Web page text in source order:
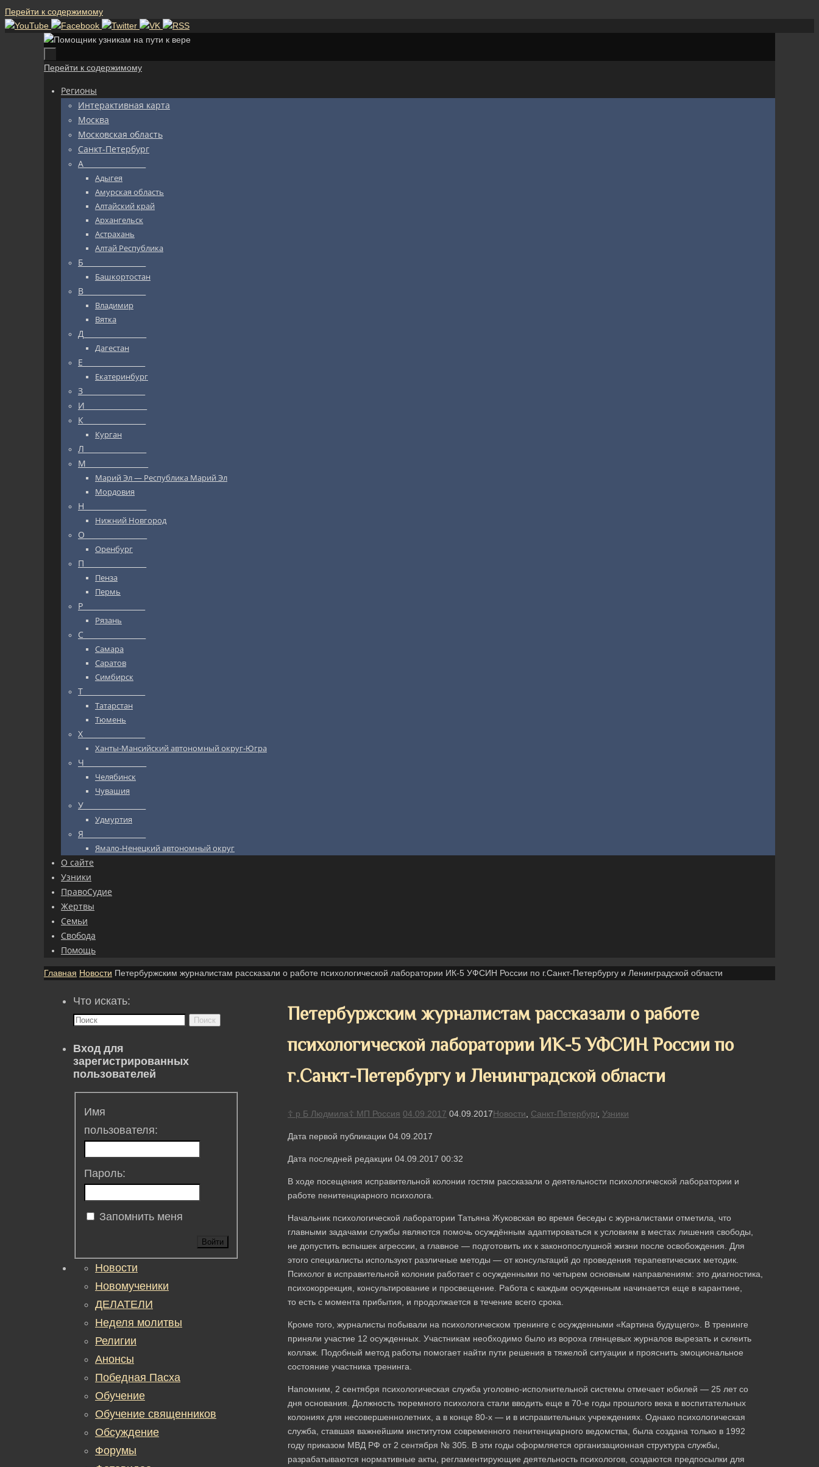
Перейти к содержимому
Перейти к содержимому
Регионы
Интерактивная карта
Москва
Московская область
Санкт-Петербург
А_________________
Адыгея
Амурская область
Алтайский край
Архангельск
Астрахань
Алтай Республика
Б_________________
Башкортостан
В_________________
Владимир
Вятка
Д_________________
Дагестан
Е_________________
Екатеринбург
З_________________
И_________________
К_________________
Курган
Л_________________
М_________________
Марий Эл — Республика Марий Эл
Мордовия
Н_________________
Нижний Новгород
О_________________
Оренбург
П_________________
Пенза
Пермь
Р_________________
Рязань
С_________________
Самара
Саратов
Симбирск
Т_________________
Татарстан
Тюмень
Х_________________
Ханты-Мансийский автономный округ-Югра
Ч_________________
Челябинск
Чувашия
У_________________
Удмуртия
Я_________________
Ямало-Ненецкий автономный округ
О сайте
Узники
ПравоСудие
Жертвы
Семьи
Свобода
Помощь
Главная Новости Петербуржским журналистам рассказали о работе психологической лаборатории ИК-5 УФСИН России по г.Санкт-Петербургу и Ленинградской области
Петербуржским журналистам рассказали о работе
психологической лаборатории ИК-5 УФСИН России по
г.Санкт-Петербургу и Ленинградской области
☦ р Б Людмила☦ МП Россия 04.09.2017 04.09.2017Новости Санкт-Петербург, Узники
Дата первой публикации 04.09.2017
Дата последней редакции 04.09.2017 00:32
В ходе посещения исправительной колонии гостям рассказали о деятельности психологической лаборатории и
работе пенитенциарного психолога.
Начальник психологической лаборатории Татьяна Жуковская во время беседы с журналистами отметила, что
главными задачами службы являются помочь осуждённым адаптироваться к условиям в местах лишения свободы,
не допустить вспышек агрессии, а главное — подготовить их к законопослушной жизни после освобождения. Для
этого специалисты используют различные методы — от консультаций до проведения терапевтических методик.
Психолог в исправительной колонии работает с осужденными по четырем основным направлениям: это диагностика,
психокоррекция, консультирование и просвещение. Работа с каждым осужденным начинается еще в карантине,
то есть с момента прибытия, и продолжается в течение всего срока.
Кроме того, журналисты побывали на психологическом тренинге с осужденными «Картина будущего». В тренинге
приняли участие 12 осужденных. Участникам необходимо было из вороха глянцевых журналов вырезать и склеить
коллаж. Подобный метод работы помогает найти пути решения в тяжелой ситуации и прояснить эмоциональное
состояние участника тренинга.
Напомним, 2 сентября психологическая служба уголовно-исполнительной системы отмечает юбилей — 25 лет со
дня основания. Должность тюремного психолога стали вводить еще в 70-е годы прошлого века в воспитательных
колониях для несовершеннолетних, а в конце 80-х — и в исправительных учреждениях. Однако психологическая
служба, ставшая важнейшим институтом современного пенитенциарного ведомства, была создана только в 1992
году приказом МВД РФ от 2 сентября № 305. В эти годы оформляется организационная структура службы,
разрабатываются нормативные акты, регламентирующие деятельность психологов, создаются предпосылки для
Что искать:
Поиск
Вход для
зарегистрированных
пользователей
Имя
пользователя:
Пароль:
Запомнить меня
Войти
Новости
Новомученики
ДЕЛАТЕЛИ
Неделя молитвы
Религии
Анонсы
Победная Пасха
Обучение
Обучение священников
Обсуждение
Форумы